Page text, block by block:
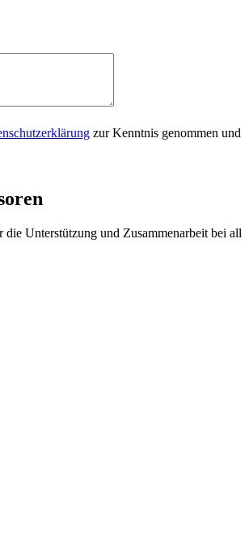
zur Kenntnis genommen und
die Unterstützung und Zusammenarbeit bei all